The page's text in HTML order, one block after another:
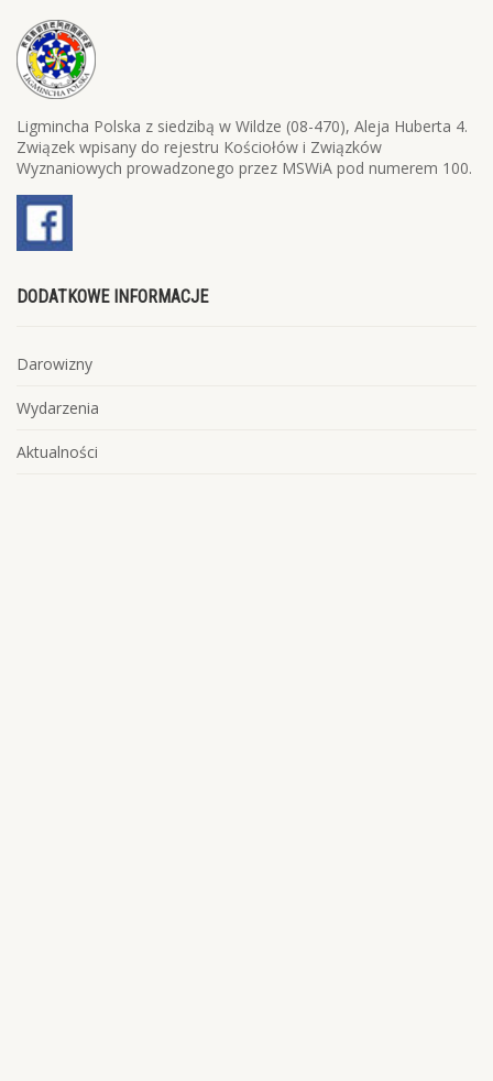
Ligmincha Polska z siedzibą w Wildze (08-470), Aleja Huberta 4.
Związek wpisany do rejestru Kościołów i Związków
Wyznaniowych prowadzonego przez MSWiA pod numerem 100.
DODATKOWE INFORMACJE
Darowizny
Wydarzenia
Aktualności